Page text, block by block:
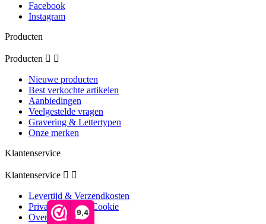
9,4
Facebook
Instagram
Producten
Producten  
Nieuwe producten
Best verkochte artikelen
Aanbiedingen
Veelgestelde vragen
Gravering & Lettertypen
Onze merken
Klantenservice
Klantenservice  
Levertijd & Verzendkosten
Privacybeleid & Cookie
Over ons